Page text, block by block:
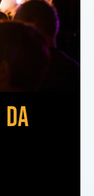
DA